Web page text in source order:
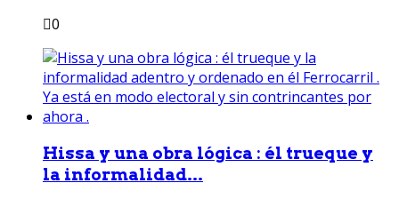
0
Hissa y una obra lógica : él trueque y
la informalidad...